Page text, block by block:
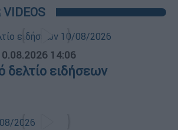
VIDEOS
14:06
δελτίο ειδήσεων